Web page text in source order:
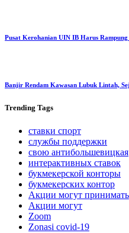
Pusat Kerohanian UIN IB Harus
Banjir Rendam Kawasan Lubuk Lintah,
Trending Tags
ставки спорт
службы поддержки
свою антибольшевицкая
интерактивных ставок
букмекерской конторы
букмекерских контор
Акции могут принимать
Акции могут
Zoom
Zonasi covid-19